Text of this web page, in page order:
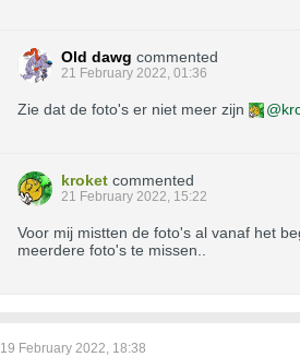
Old dawg commented
21 February 2022, 01:36
Zie dat de foto's er niet meer zijn
kroket commented
21 February 2022, 15:22
Voor mij mistten de foto's al vanaf het
meerdere foto's te missen..
19 February 2022, 18:38